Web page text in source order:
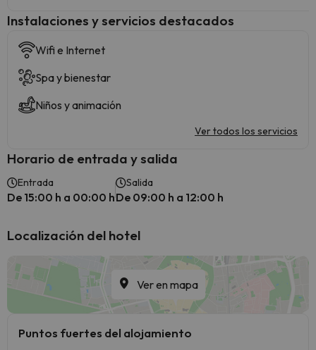
Instalaciones y servicios destacados
Wifi e Internet
Spa y bienestar
Niños y animación
Ver todos los servicios
Horario de entrada y salida
Entrada
De 15:00 h a 00:00 h
Salida
De 09:00 h a 12:00 h
Localización del hotel
Ver en mapa
Puntos fuertes del alojamiento